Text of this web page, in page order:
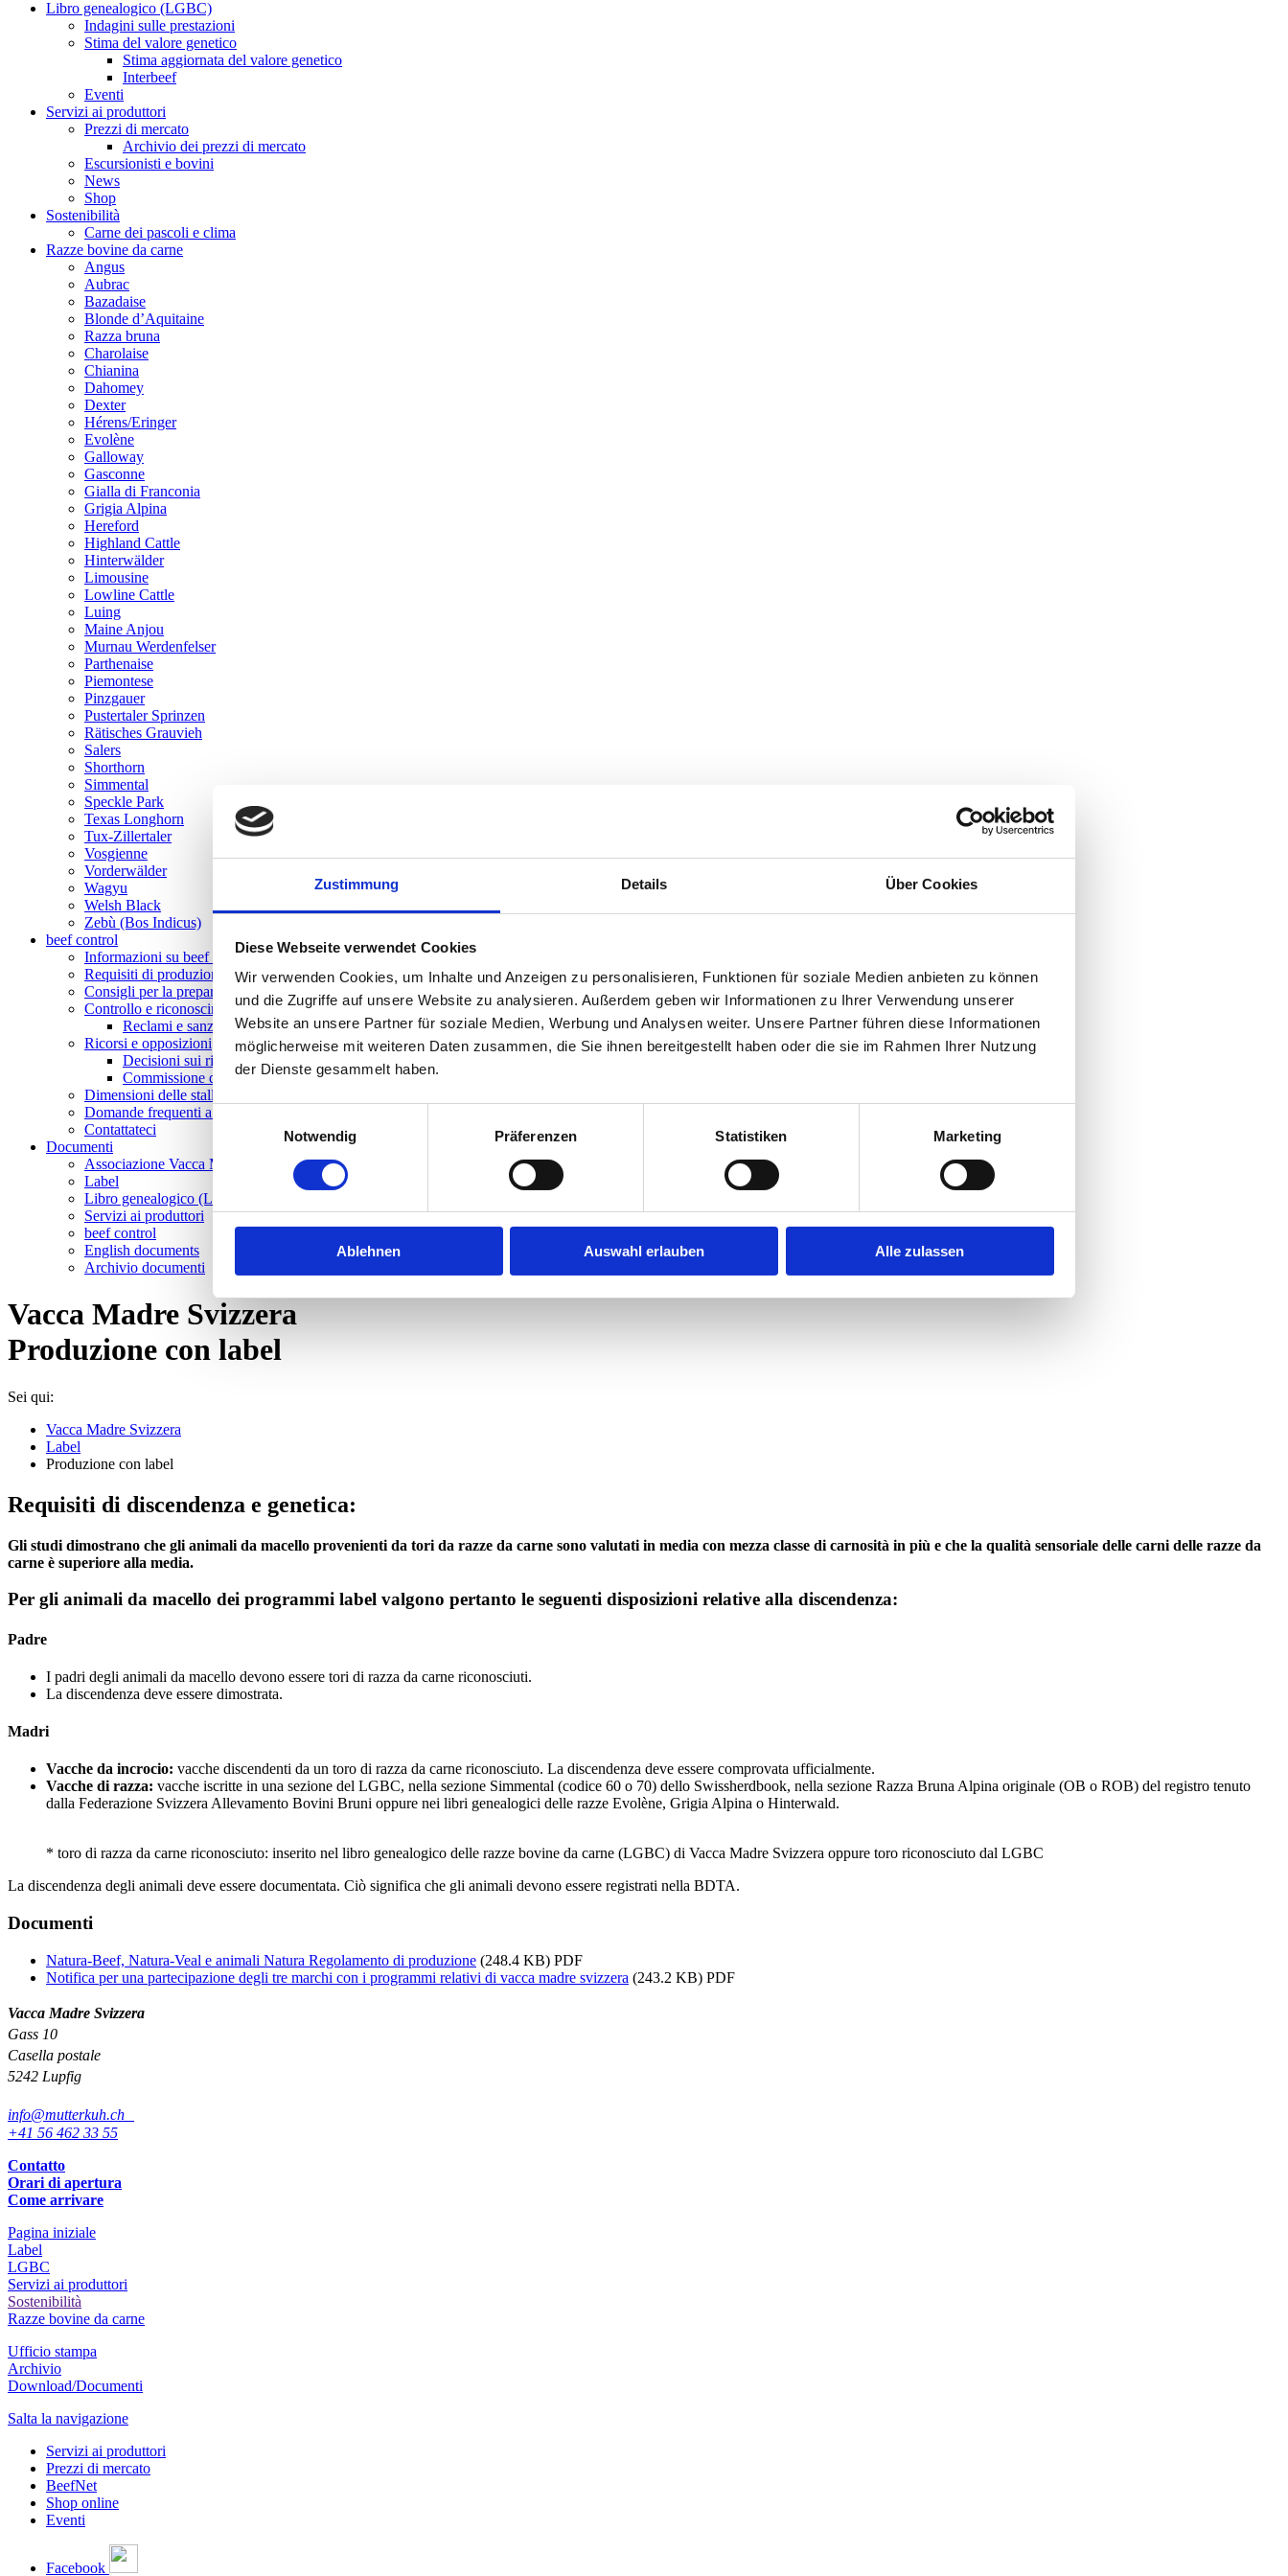
Zustimmung Details Über Cookies
Diese Webseite verwendet Cookies
Wir verwenden Cookies, um Inhalte und Anzeigen zu personalisieren, Funktionen für soziale Medien anbieten zu können
und die Zugriffe auf unsere Website zu analysieren. Außerdem geben wir Informationen zu Ihrer Verwendung unserer
Website an unsere Partner für soziale Medien, Werbung und Analysen weiter. Unsere Partner führen diese Informationen
möglicherweise mit weiteren Daten zusammen, die Sie ihnen bereitgestellt haben oder die sie im Rahmen Ihrer Nutzung
der Dienste gesammelt haben.
Notwendig
Präferenzen Statistiken Marketing
Ablehnen Auswahl erlauben Alle zulassen
Libro genealogico (LGBC)
Indagini sulle prestazioni
Stima del valore genetico
Stima aggiornata del valore genetico
Interbeef
Eventi
Servizi ai produttori
Prezzi di mercato
Archivio dei prezzi di mercato
Escursionisti e bovini
News
Shop
Sostenibilità
Carne dei pascoli e clima
Razze bovine da carne
Angus
Aubrac
Bazadaise
Blonde d’Aquitaine
Razza bruna
Charolaise
Chianina
Dahomey
Dexter
Hérens/Eringer
Evolène
Galloway
Gasconne
Gialla di Franconia
Grigia Alpina
Hereford
Highland Cattle
Hinterwälder
Limousine
Lowline Cattle
Luing
Maine Anjou
Murnau Werdenfelser
Parthenaise
Piemontese
Pinzgauer
Pustertaler Sprinzen
Rätisches Grauvieh
Salers
Shorthorn
Simmental
Speckle Park
Texas Longhorn
Tux-Zillertaler
Vosgienne
Vorderwälder
Wagyu
Welsh Black
Zebù (Bos Indicus)
beef control
Informazioni su beef control
Requisiti di produzione
Consigli per la preparazione dei controlli
Controllo e riconoscimento delle aziende
Reclami e sanzioni
Ricorsi e opposizioni
Decisioni sui ricorsi e tasse
Commissione di ricorso
Dimensioni delle stalle per vacche madri e vitelli
Domande frequenti a beef control
Contattateci
Documenti
Associazione Vacca Madre Svizzera
Label
Libro genealogico (LGBC)
Servizi ai produttori
beef control
English documents
Archivio documenti
Vacca Madre Svizzera
Produzione con label
Sei qui:
Vacca Madre Svizzera
Label
Produzione con label
Requisiti di discendenza e genetica:
Gli studi dimostrano che gli animali da macello provenienti da tori da razze da carne sono valutati in media con mezza classe di carnosità in più e che la qualità sensoriale delle carni delle razze da
carne è superiore alla media.
Per gli animali da macello dei programmi label valgono pertanto le seguenti disposizioni relative alla discendenza:
Padre
I padri degli animali da macello devono essere tori di razza da carne riconosciuti.
La discendenza deve essere dimostrata.
Madri
Vacche da incrocio: vacche discendenti da un toro di razza da carne riconosciuto. La discendenza deve essere comprovata ufficialmente.
Vacche di razza: vacche iscritte in una sezione del LGBC, nella sezione Simmental (codice 60 o 70) dello Swissherdbook, nella sezione Razza Bruna Alpina originale (OB o ROB) del registro tenuto
dalla Federazione Svizzera Allevamento Bovini Bruni oppure nei libri genealogici delle razze Evolène, Grigia Alpina o Hinterwald.
* toro di razza da carne riconosciuto: inserito nel libro genealogico delle razze bovine da carne (LGBC) di Vacca Madre Svizzera oppure toro riconosciuto dal LGBC
La discendenza degli animali deve essere documentata. Ciò significa che gli animali devono essere registrati nella BDTA.
Documenti
Natura-Beef, Natura-Veal e animali Natura Regolamento di produzione (248.4 KB) PDF
Notifica per una partecipazione degli tre marchi con i programmi relativi di vacca madre svizzera (243.2 KB) PDF
Vacca Madre Svizzera
Gass 10
Casella postale
5242 Lupfig
info@mutterkuh.ch
+41 56 462 33 55
Contatto
Orari di apertura
Come arrivare
Pagina iniziale
Label
LGBC
Servizi ai produttori
Sostenibilità
Razze bovine da carne
Ufficio stampa
Archivio
Download/Documenti
Salta la navigazione
Servizi ai produttori
Prezzi di mercato
BeefNet
Shop online
Eventi
Facebook